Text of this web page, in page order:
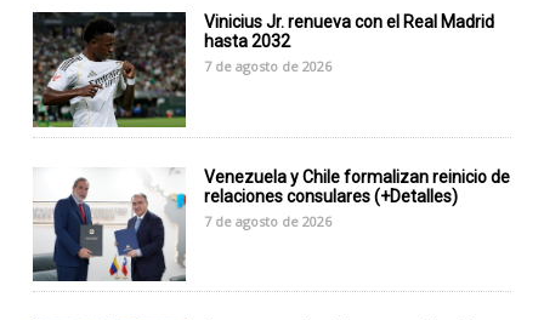
Vinicius Jr. renueva con el Real Madrid
hasta 2032
7 de agosto de 2026
Venezuela y Chile formalizan reinicio de
relaciones consulares (+Detalles)
7 de agosto de 2026